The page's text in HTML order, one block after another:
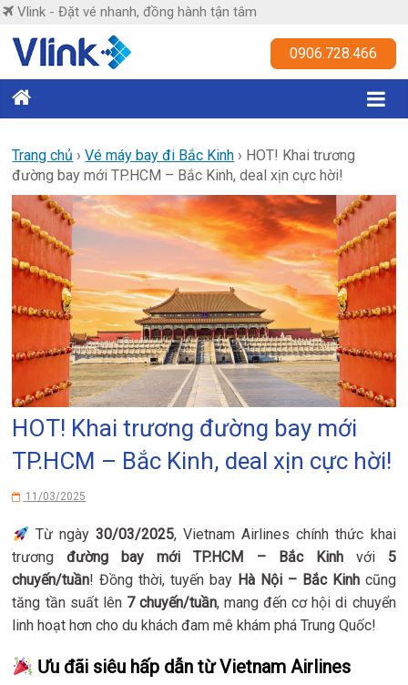
Skip
content
Vlink - Đặt vé nhanh, đồng hành tận tâm
Vlink
nhanh,
đồng
hành
tận
tâm
0906.728.466
Trang chủ ›Vé máy bay đi Bắc Kinh › HOT! Khai trương
đường bay mới TP.HCM – Bắc Kinh, deal xịn cực hời!
HOT! Khai trương đường bay mới
TP.HCM – Bắc Kinh, deal xịn cực hời!
11/03/2025
Từ ngày 30/03/2025, Vietnam Airlines chính thức khai
trươngđường bay mới TP.HCM – Bắc Kinhvới 5
chuyến/tuần! Đồng thời, tuyến bay Hà Nội – Bắc Kinhcũng
tăng tần suất lên 7 chuyến/tuần, mang đến cơ hội di chuyển
linh hoạt hơn cho du khách đam mê khám phá Trung Quốc!
Ưu đãi siêu hấp dẫn từ Vietnam Airlines